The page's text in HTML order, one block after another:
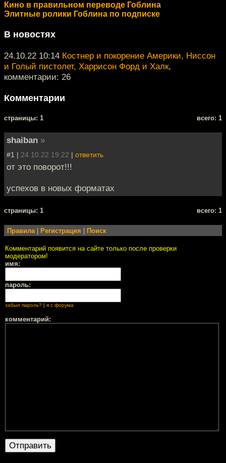
Кино в правильном переводе Гоблина
Элитные ролики Гоблина по подписке
В новостях
24.10.22 10:14 Костнер и покорение Америки, Ниссон
и Голый пистолет, Харрисон Форд и Халк,
комментарии: 26
Комментарии
cтраницы: 1 всего: 1
shaiban »
#1 | 24.10.22 19:22 | ответить
от это поворот!!!
успехов в новых форматах
cтраницы: 1 всего: 1
Правила| Регистрация Поиск
Комментарий появится на сайте только после проверки
модератором!
имя:
пароль:
забыл пароль? я с форума
комментарий: